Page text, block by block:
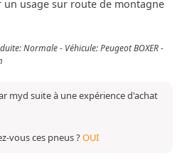
un usage sur route de montagne
Normale - Véhicule: Peugeot BOXER -
myd suite à une expérience d'achat
vous ces pneus ?OUI